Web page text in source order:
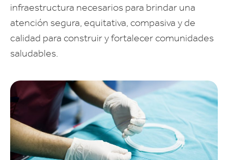
infraestructura necesarios para brindar una
atención segura, equitativa, compasiva y de
calidad para construir y fortalecer comunidades
saludables.